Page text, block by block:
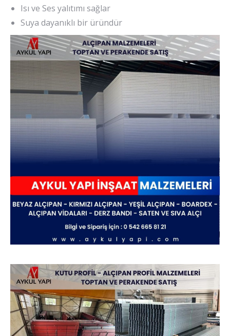
Isı ve Ses yalıtımı sağlar
Suya dayanıklı bir üründür